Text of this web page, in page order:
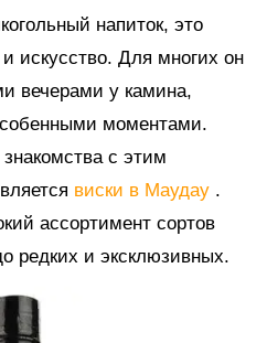
напиток, это
искусство. Для многих он
вечерами у камина,
моментами.
с этим
виски в Маудау .
ассортимент сортов
редких и эксклюзивных.